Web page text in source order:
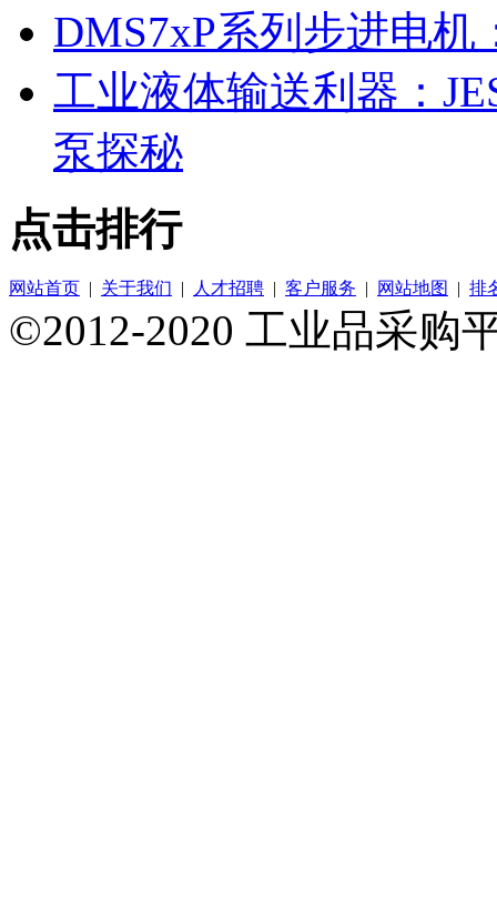
DMS7xP系列步进电
工业液体输送利器：
泵探秘
点击排行
网站首页 | 关于我们 | 人才招聘 | 客户服务 | 网站地图 | 排
©2012-2020 工业品采购